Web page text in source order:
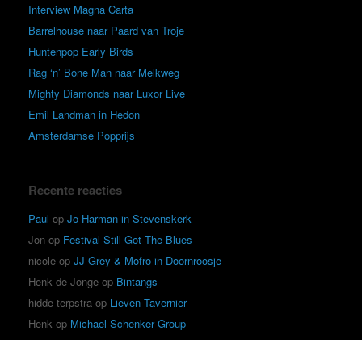
Interview Magna Carta
Barrelhouse naar Paard van Troje
Huntenpop Early Birds
Rag ‘n’ Bone Man naar Melkweg
Mighty Diamonds naar Luxor Live
Emil Landman in Hedon
Amsterdamse Popprijs
Recente reacties
Paul op Jo Harman in Stevenskerk
Jon op Festival Still Got The Blues
nicole op JJ Grey & Mofro in Doornroosje
Henk de Jonge op Bintangs
hidde terpstra op Lieven Tavernier
Henk op Michael Schenker Group